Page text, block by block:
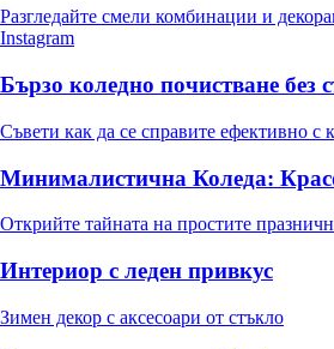
Разгледайте смели комбинации и
Instagram
Бързо коледно почистване без
Съвети как да се справите ефективно с
Минималистична Коледа:
Открийте тайната на простите
Интериор с леден привкус
Зимен декор с аксесоари от стъкло